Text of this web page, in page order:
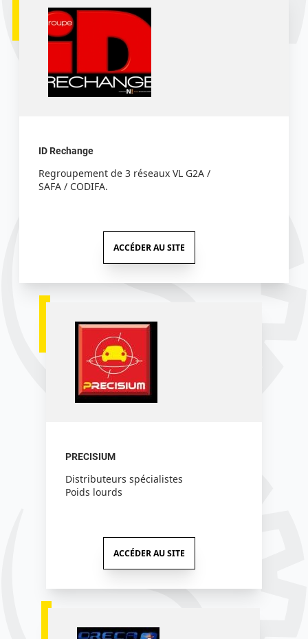
ID Rechange
Regroupement de 3 réseaux VL G2A /
SAFA / CODIFA.
ACCÉDER AU SITE
PRECISIUM
Distributeurs spécialistes
Poids lourds
ACCÉDER AU SITE